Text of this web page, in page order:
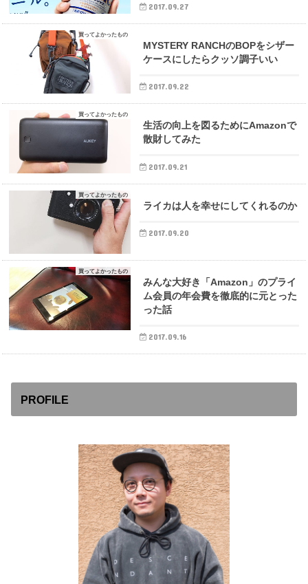
2017.09.27
買ってよかったもの
MYSTERY RANCHのBOPをシザー
ケースにしたらクッソ調子いい
2017.09.22
買ってよかったもの
生活の向上を図るためにAmazonで
散財してみた
2017.09.21
買ってよかったもの
ライカは人を幸せにしてくれるのか
2017.09.20
買ってよかったもの
みんな大好き「Amazon」のプライ
ム会員の年会費を徹底的に元とった
った話
2017.09.16
PROFILE